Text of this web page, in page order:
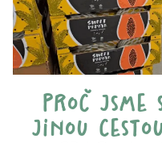
proč
jinou